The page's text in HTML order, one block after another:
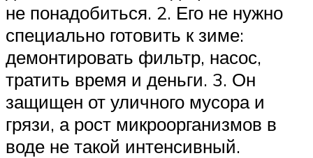
не понадобиться. 2. Его не нужно
специально готовить к зиме:
демонтировать фильтр, насос,
тратить время и деньги. 3. Он
защищен от уличного мусора и
грязи, а рост микроорганизмов в
воде не такой интенсивный.